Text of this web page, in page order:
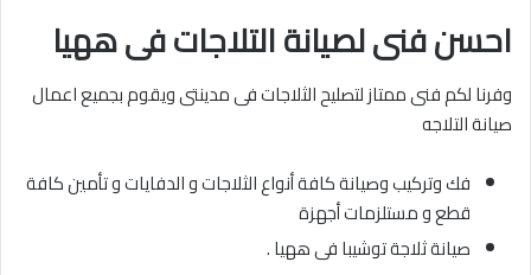
احسن فنى لصيانة التلاجات فى ههيا
وفرنا لكم فنى ممتاز لتصليح الثلاجات فى مدينتى ويقوم بجميع اعمال
صيانة التلاجه
فك وتركيب وصيانة كافة أنواع الثلاجات و الدفايات و تأمين كافة
قطع و مستلزمات أجهزة
صيانة ثلاجة توشيبا فى ههيا .